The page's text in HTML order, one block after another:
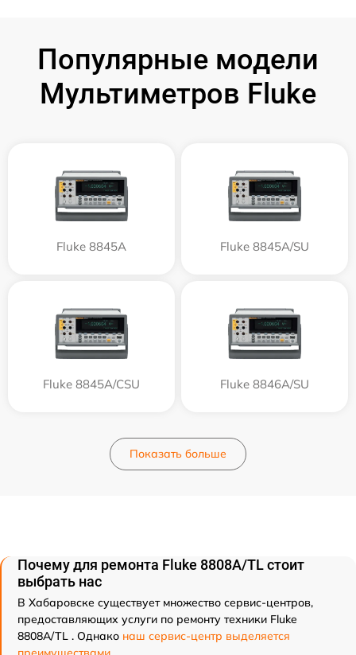
Популярные модели
Мультиметров Fluke
Fluke 8845A Fluke 8845A/SU
Fluke 8845A/CSU Fluke 8846A/SU
Показать больше
Почему для ремонта Fluke 8808A/TL стоит
выбрать нас
В Хабаровске существует множество сервис-центров,
предоставляющих услуги по ремонту техники Fluke
8808A/TL . Однако наш сервис-центр выделяется